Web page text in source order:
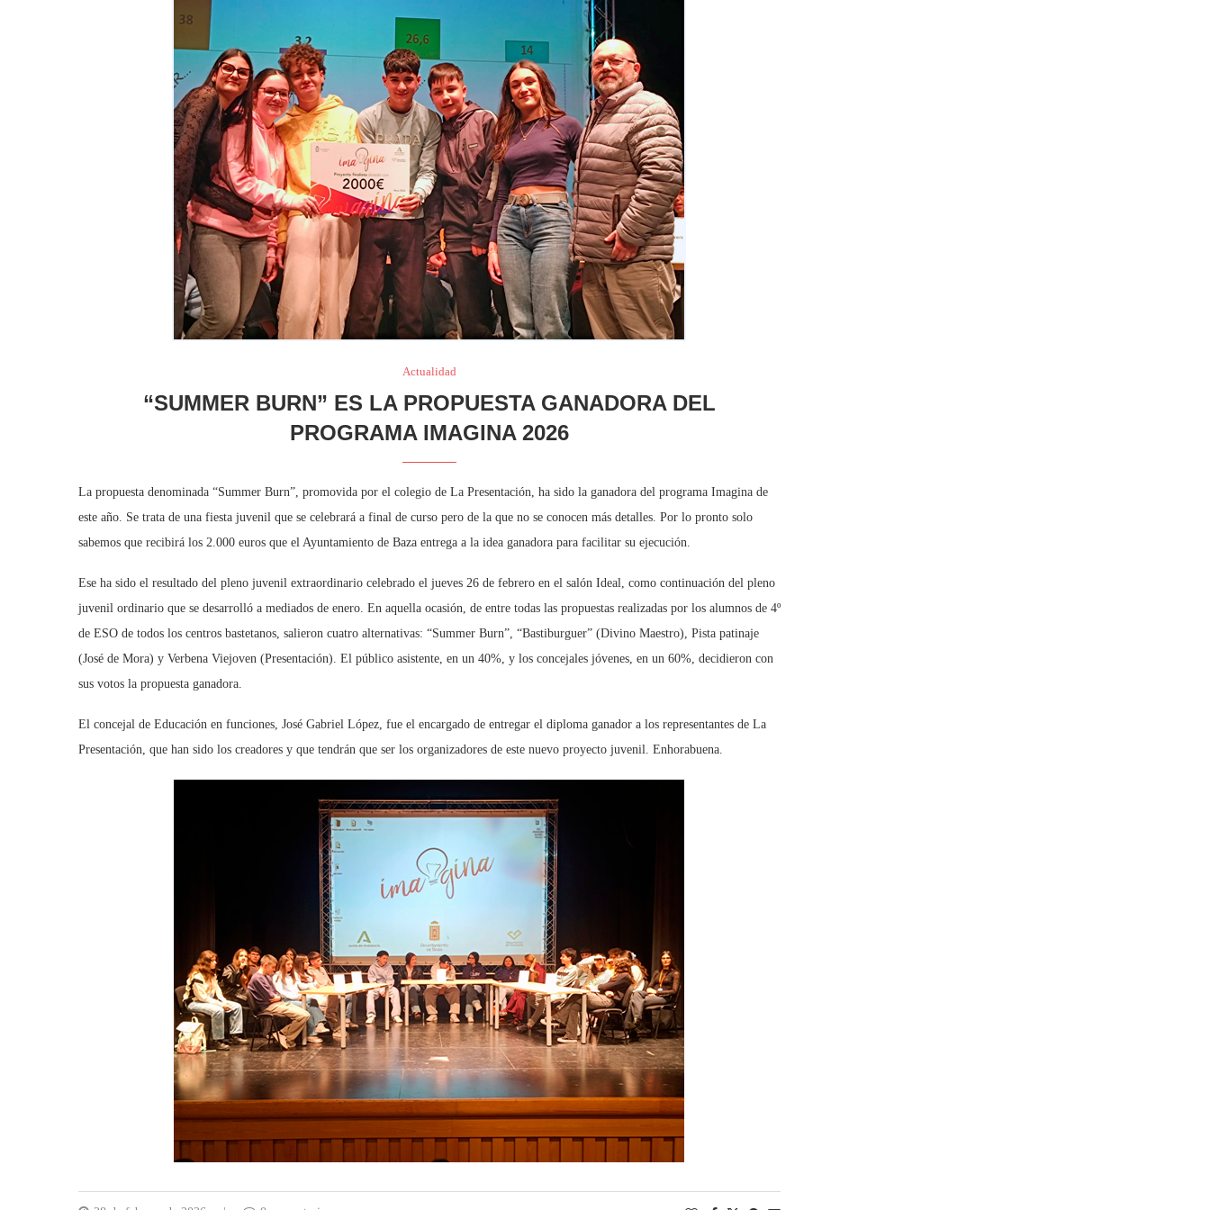
Actualidad
“SUMMER BURN” ES LA PROPUESTA GANADORA DEL
PROGRAMA IMAGINA 2026
La propuesta denominada “Summer Burn”, promovida por el colegio de La Presentación, ha sido la ganadora del programa Imagina de
este año. Se trata de una fiesta juvenil que se celebrará a final de curso pero de la que no se conocen más detalles. Por lo pronto solo
sabemos que recibirá los 2.000 euros que el Ayuntamiento de Baza entrega a la idea ganadora para facilitar su ejecución.
Ese ha sido el resultado del pleno juvenil extraordinario celebrado el jueves 26 de febrero en el salón Ideal, como continuación del pleno
juvenil ordinario que se desarrolló a mediados de enero. En aquella ocasión, de entre todas las propuestas realizadas por los alumnos de 4º
de ESO de todos los centros bastetanos, salieron cuatro alternativas: “Summer Burn”, “Bastiburguer” (Divino Maestro), Pista patinaje
(José de Mora) y Verbena Viejoven (Presentación). El público asistente, en un 40%, y los concejales jóvenes, en un 60%, decidieron con
sus votos la propuesta ganadora.
El concejal de Educación en funciones, José Gabriel López, fue el encargado de entregar el diploma ganador a los representantes de La
Presentación, que han sido los creadores y que tendrán que ser los organizadores de este nuevo proyecto juvenil. Enhorabuena.